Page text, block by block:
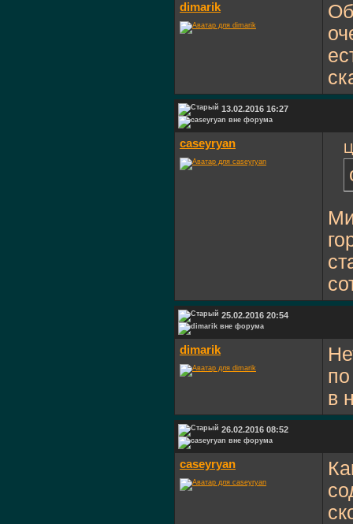
dimarik
13.02.2016 16:27
caseyryan
25.02.2016 20:54
dimarik
в
26.02.2016 08:52
caseyryan